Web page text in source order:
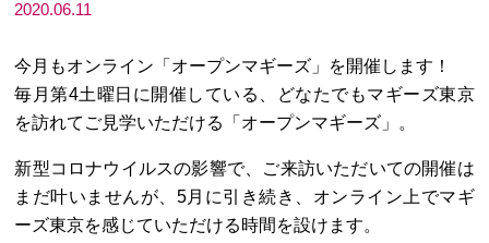
2020.06.11
今月もオンライン「オープンマギーズ」を開催します！
毎月第4土曜日に開催している、どなたでもマギーズ東京
を訪れてご見学いただける「オープンマギーズ」。
新型コロナウイルスの影響で、ご来訪いただいての開催は
まだ叶いませんが、5月に引き続き、オンライン上でマギ
ーズ東京を感じていただける時間を設けます。